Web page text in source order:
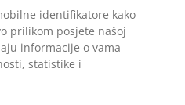
identifikatore kako
prilikom posjete našoj
informacije o vama
statistike i